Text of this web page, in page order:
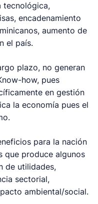
tecnológica,
encadenamiento
aumento de
el país.
plazo, no generan
how, pues
en gestión
la economía pues el
para la nación
que produce algunos
de utilidades,
sectorial,
ambiental/social.